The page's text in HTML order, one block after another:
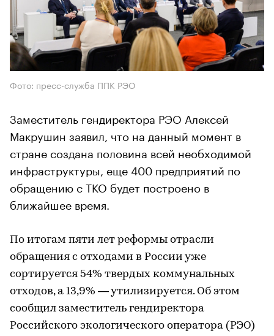
Фото: пресс-служба ППК РЭО
Заместитель гендиректора РЭО Алексей
Макрушин заявил, что на данный момент в
стране создана половина всей необходимой
инфраструктуры, еще 400 предприятий по
обращению с ТКО будет построено в
ближайшее время.
По итогам пяти лет реформы отрасли
обращения с отходами в России уже
сортируется 54% твердых коммунальных
отходов, а 13,9% — утилизируется. Об этом
сообщил заместитель гендиректора
Российского экологического оператора (РЭО)